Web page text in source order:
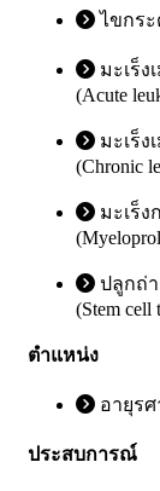
ไขกระ
มะเร็
(Acute
มะเร็ง
(Chronic
มะเร็ง
ปลูกถ่
(Stem cell
ตำแหน่ง
อายุร
ประสบการณ์